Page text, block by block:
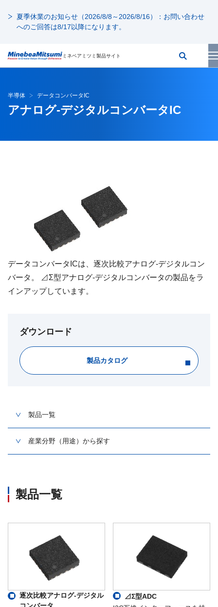
夏季休業のお知らせ（2026/8/8～2026/8/16）：お問い合わせ
へのご回答は8/17以降になります。
ミネベアミツミ製品サイト
半導体 データコンバータIC
アナログ-デジタルコンバータIC
データコンバータICは、逐次比較アナログ-デジタルコン
バータ。 ⊿Σ型アナログ-デジタルコンバータの製品をラ
インアップしています。
ダウンロード
製品カタログ
製品一覧
産業分野（用途）から探す
製品一覧
逐次比較アナログ-デジタル
コンバータ
⊿Σ型ADC